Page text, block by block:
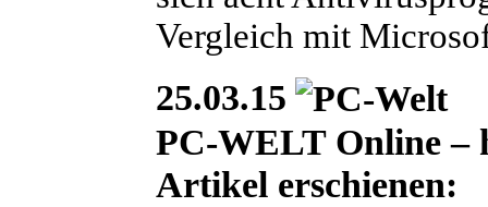
Vergleich mit
25.03.15
PC-WELT Online –
Artikel erschienen: